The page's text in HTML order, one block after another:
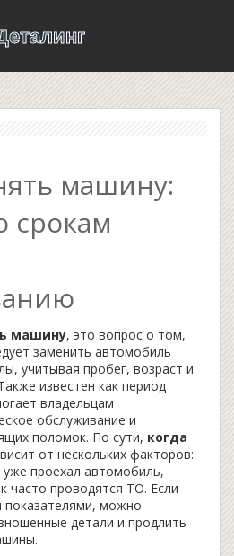
машину:
срокам
машину, это вопрос о том,
заменить автомобиль
учитывая пробег, возраст и
известен как период
владельцам
обслуживание и
поломок. По сути, когда
от нескольких факторов:
проехал автомобиль,
часто проводятся ТО. Если
показателями, можно
детали и продлить